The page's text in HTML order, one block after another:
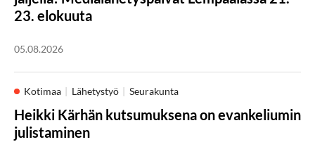
23. elokuuta
05.08.2026
Kotimaa Lähetystyö Seurakunta
Heikki Kärhän kutsumuksena on evankeliumin
julistaminen